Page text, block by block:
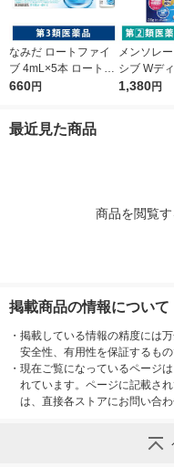
なみだ ロートファイ
ブ 4mL×5本 ロート製
薬 目薬 乾き目 疲れ目
660円
メンソレ
シブ Wデ
リーム ロ
1,380円
最近見た商品
商品を閲覧
掲載商品の情報について
・ 掲載している情報の精度には
安全性、有用性を保証するもの
・ 現在ご覧になっているページ
れています。ページに記載さ
は、直接各ストアにお問い合わ